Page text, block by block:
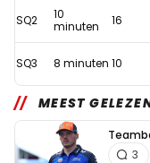
voor
toegelicht
SQ2
10
minuten
16
SQ3 8 minuten 10
MEEST
3